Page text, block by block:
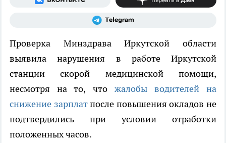
Проверка Минздрава Иркутской области
выявила нарушения в работе Иркутской
станции скорой медицинской помощи,
несмотря на то, что жалобы водителей на
снижение зарплатпосле повышения окладов не
подтвердились при условии отработки
положенных часов.